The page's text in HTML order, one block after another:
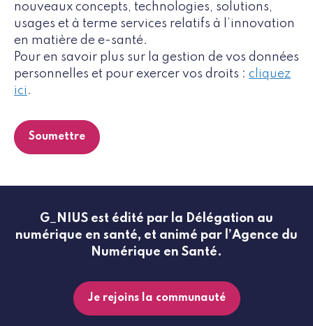
nouveaux concepts, technologies, solutions,
usages et à terme services relatifs à l’innovation
en matière de e-santé.
Pour en savoir plus sur la gestion de vos données
personnelles et pour exercer vos droits : cliquez
ici .
G_NIUS est édité par la Délégation au
numérique en santé, et animé par l’Agence du
Numérique en Santé.
Je rejoins la communauté